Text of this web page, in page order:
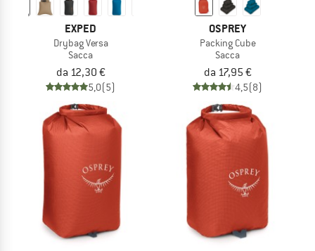
EXPED
Drybag Versa
Sacca
da 12,30 €
5,0(5)
OSPREY
Packing Cube
Sacca
da 17,95 €
4,5(8)